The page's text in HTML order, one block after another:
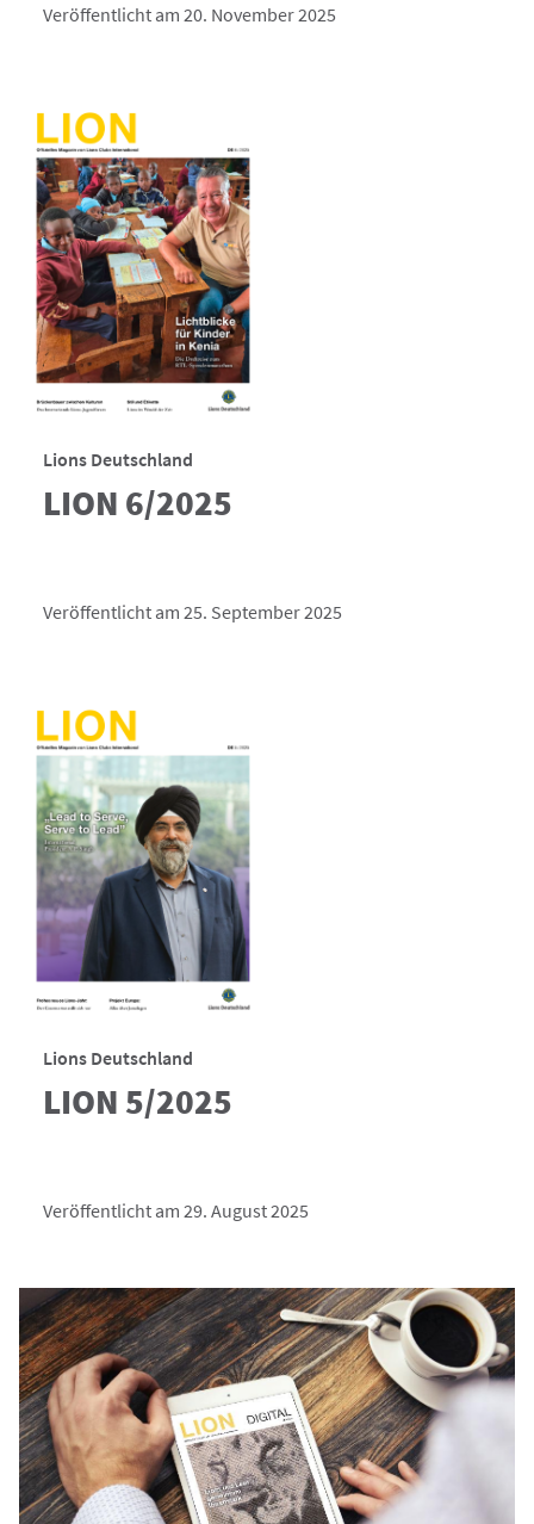
Veröffentlicht am 20. November 2025
Lions Deutschland
LION 6/2025
Veröffentlicht am 25. September 2025
Lions Deutschland
LION 5/2025
Veröffentlicht am 29. August 2025